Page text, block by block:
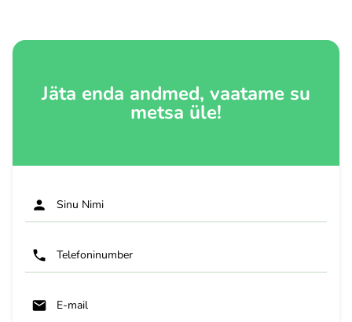
Jäta enda andmed, vaatame su
metsa üle!
Sinu Nimi
Telefoninumber
E-mail